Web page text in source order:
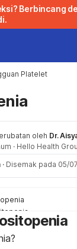
Berbincang
Platelet
oleh Dr.
· Hello Health
· Disemak pada 05/